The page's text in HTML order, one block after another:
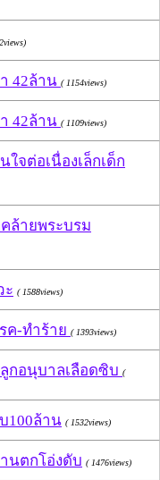
42ล้าน ( 1154views)
42ล้าน ( 1109views)
จต่อเนื่องเล็กเด็ก
ล้ายพระบรม
ะ ( 1588views)
ค-ทำร้าย ( 1393views)
กอนุบาลเลือดซิบ (
100ล้าน ( 1532views)
นตกโอ่งดับ ( 1476views)